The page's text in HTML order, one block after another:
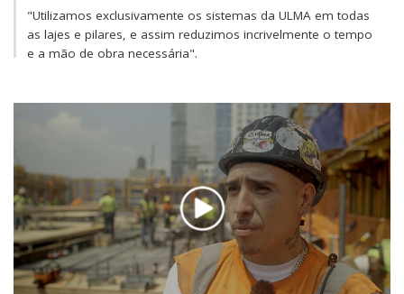
"Utilizamos exclusivamente os sistemas da ULMA em todas
as lajes e pilares, e assim reduzimos incrivelmente o tempo
e a mão de obra necessária".